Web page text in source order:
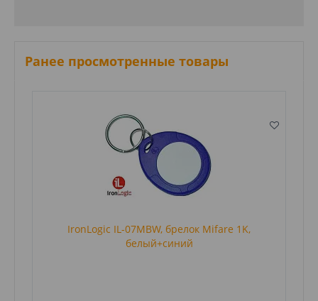
Ранее просмотренные товары
IronLogic IL-07MBW, брелок Mifare 1K,
белый+синий